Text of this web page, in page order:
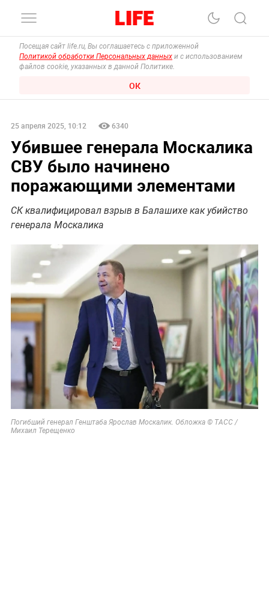
Посещая сайт life.ru, Вы соглашаетесь с приложенной
Политикой обработки Персональных данных и с использованием
файлов cookie, указанных в данной Политике.
ОК
25 апреля 2025, 10:12 6340
Убившее генерала Москалика
СВУ было начинено
поражающими элементами
СК квалифицировал взрыв в Балашихе как убийство
генерала Москалика
Погибший генерал Генштаба Ярослав Москалик. Обложка © ТАСС /
Михаил Терещенко